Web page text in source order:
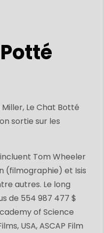
Le Chat Botté
sortie sur les
Tom Wheeler
(filmographie) et Isis
autres. Le long
de 554 987 477 $
of Science
USA, ASCAP Film